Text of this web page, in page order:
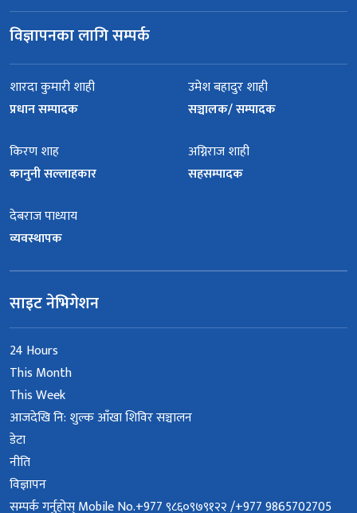
विज्ञापनका लागि सम्पर्क
शारदा कुमारी शाही
प्रधान सम्पादक
उमेश बहादुर शाही
सञ्चालक/ सम्पादक
किरण शाह
कानुनी सल्लाहकार
अग्निराज शाही
सहसम्पादक
देबराज पाध्याय
व्यवस्थापक
साइट नेभिगेशन
24 Hours
This Month
This Week
आजदेखि नि: शुल्क आँखा शिविर सञ्चालन
डेटा
नीति
विज्ञापन
सम्पर्क गर्नुहोस् Mobile No.+977 ९८६०९७९१२२ /+977 9865702705